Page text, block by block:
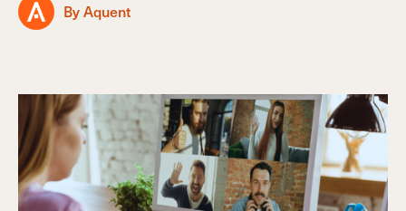
By Aquent